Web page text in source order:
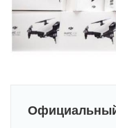
Официальный